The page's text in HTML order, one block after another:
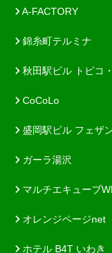
A-FACTORY
錦糸町テルミナ
秋田駅ビル トピコ
CoCoLo
盛岡駅ビル フェザ
ガーラ湯沢
マルチエキューブ
オレンジページnet
ホテル B4T いわき